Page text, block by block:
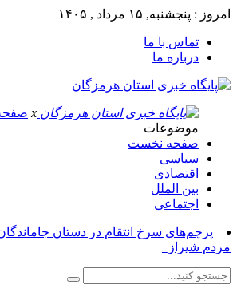
امروز : پنجشنبه, ۱۵ مرداد , ۱۴۰۵
تماس با ما
درباره ما
x
موضوعات
صفحه نخست
سیاسی
اقتصادی
بین الملل
اجتماعی
پرچم‌های سرخ انتقام در دستان
مردم شیراز_